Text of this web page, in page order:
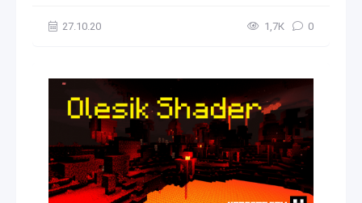
27.10.20 1,7К 0